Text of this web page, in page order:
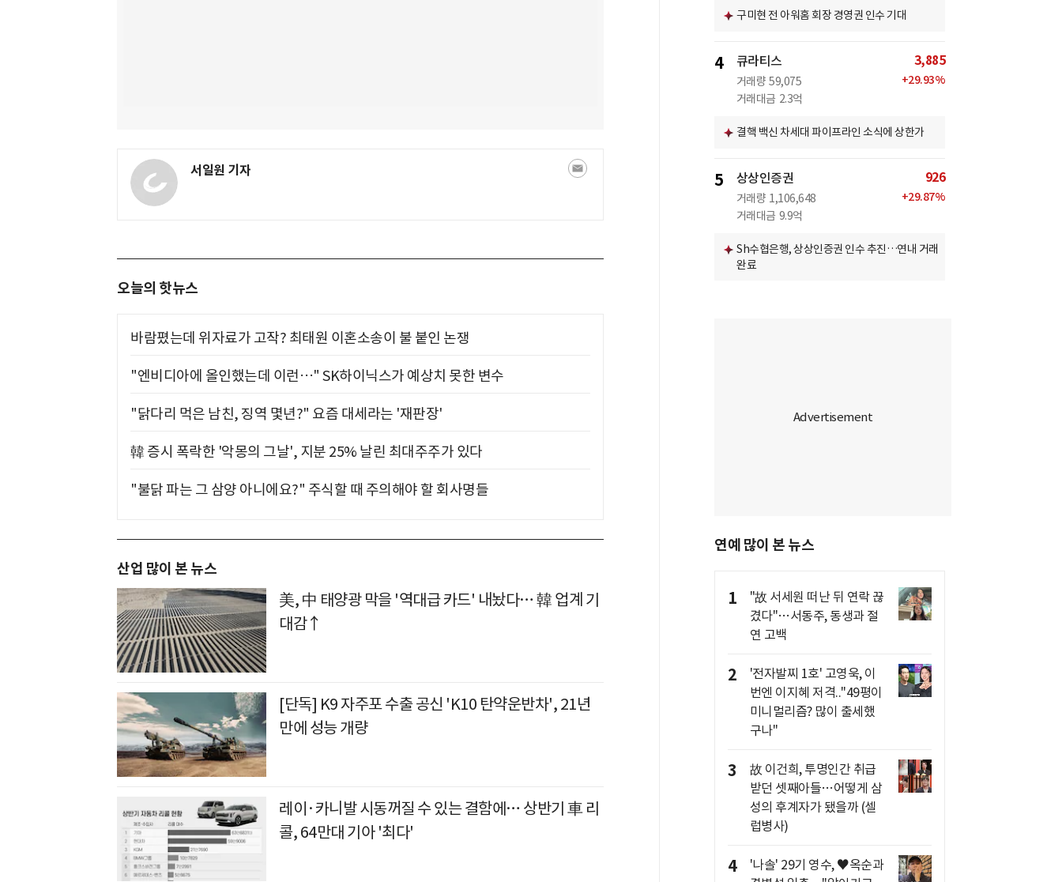
서일원 기자
오늘의 핫뉴스
바람폈는데 위자료가 고작? 최태원 이혼소송이 불 붙인 논쟁
"엔비디아에 올인했는데 이런…" SK하이닉스가 예상치 못한 변수
"닭다리 먹은 남친, 징역 몇년?" 요즘 대세라는 '재판장'
韓 증시 폭락한 '악몽의 그날', 지분 25% 날린 최대주주가 있다
"불닭 파는 그 삼양 아니에요?" 주식할 때 주의해야 할 회사명들
산업 많이 본 뉴스
美, 中 태양광 막을 '역대급 카드' 내놨다… 韓 업계 기
대감↑
[단독] K9 자주포 수출 공신 'K10 탄약운반차', 21년
만에 성능 개량
레이·카니발 시동꺼질 수 있는 결함에… 상반기 車 리
콜, 64만대 기아 '최다'
구미현 전 아워홈 회장 경영권 인수 기대
4 큐라티스
거래량 59,075
거래대금 2.3억
3,885
+29.93%
결핵 백신 차세대 파이프라인 소식에 상한가
5 상상인증권
거래량 1,106,648
거래대금 9.9억
926
+29.87%
Sh수협은행, 상상인증권 인수 추진…연내 거래
완료
연예 많이 본 뉴스
1
"故 서세원 떠난 뒤 연락 끊
겼다"…서동주, 동생과 절
연 고백
2
'전자발찌 1호' 고영욱, 이
번엔 이지혜 저격.."49평이
미니멀리즘? 많이 출세했
구나"
3
故 이건희, 투명인간 취급
받던 셋째아들…어떻게 삼
성의 후계자가 됐을까 (셀
럽병사)
4
'나솔' 29기 영수, ♥옥순과